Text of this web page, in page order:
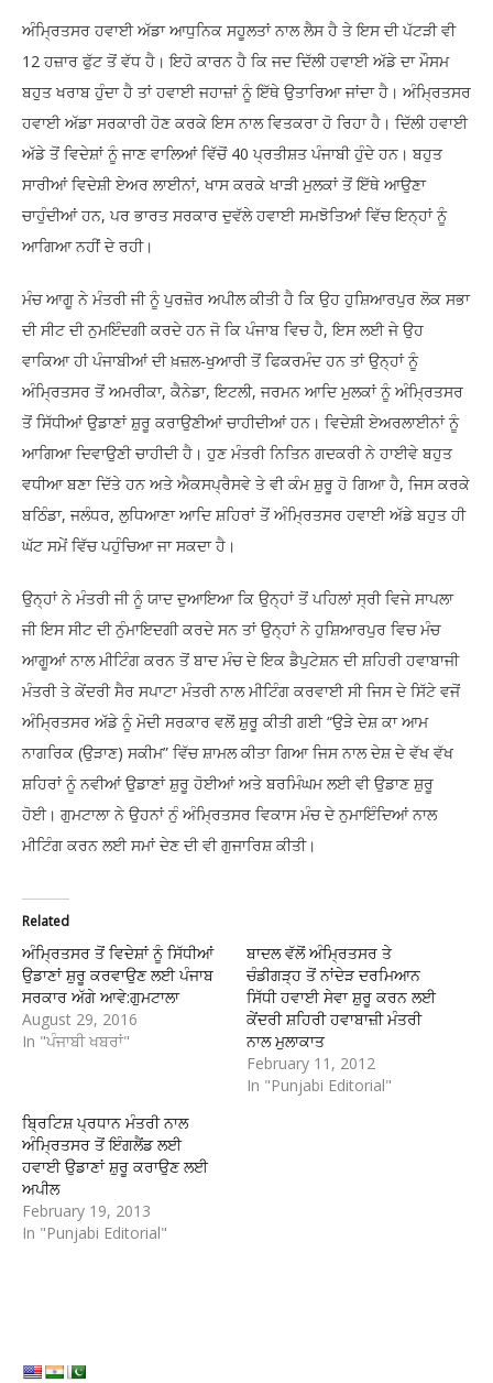
ਅੰਮ੍ਰਿਤਸਰ ਹਵਾਈ ਅੱਡਾ ਆਧੁਨਿਕ ਸਹੂਲਤਾਂ ਨਾਲ ਲੈਸ ਹੈ ਤੇ ਇਸ ਦੀ ਪੱਟੜੀ ਵੀ
12 ਹਜ਼ਾਰ ਫੁੱਟ ਤੋਂ ਵੱਧ ਹੈ। ਇਹੋ ਕਾਰਨ ਹੈ ਕਿ ਜਦ ਦਿੱਲੀ ਹਵਾਈ ਅੱਡੇ ਦਾ ਮੌਸਮ
ਬਹੁਤ ਖਰਾਬ ਹੁੰਦਾ ਹੈ ਤਾਂ ਹਵਾਈ ਜਹਾਜ਼ਾਂ ਨੂੰ ਇੱਥੇ ਉਤਾਰਿਆ ਜਾਂਦਾ ਹੈ। ਅੰਮ੍ਰਿਤਸਰ
ਹਵਾਈ ਅੱਡਾ ਸਰਕਾਰੀ ਹੋਣ ਕਰਕੇ ਇਸ ਨਾਲ ਵਿਤਕਰਾ ਹੋ ਰਿਹਾ ਹੈ। ਦਿੱਲੀ ਹਵਾਈ
ਅੱਡੇ ਤੋਂ ਵਿਦੇਸ਼ਾਂ ਨੂੰ ਜਾਣ ਵਾਲਿਆਂ ਵਿੱਚੋਂ 40 ਪ੍ਰਤੀਸ਼ਤ ਪੰਜਾਬੀ ਹੁੰਦੇ ਹਨ। ਬਹੁਤ
ਸਾਰੀਆਂ ਵਿਦੇਸ਼ੀ ਏਅਰ ਲਾਈਨਾਂ, ਖਾਸ ਕਰਕੇ ਖਾੜੀ ਮੁਲਕਾਂ ਤੋਂ ਇੱਥੇ ਆਉਣਾ
ਚਾਹੁੰਦੀਆਂ ਹਨ, ਪਰ ਭਾਰਤ ਸਰਕਾਰ ਦੁਵੱਲੇ ਹਵਾਈ ਸਮਝੋਤਿਆਂ ਵਿੱਚ ਇਨ੍ਹਾਂ ਨੂੰ
ਆਗਿਆ ਨਹੀਂ ਦੇ ਰਹੀ।
ਮੰਚ ਆਗੂ ਨੇ ਮੰਤਰੀ ਜੀ ਨੂੰ ਪੁਰਜ਼ੋਰ ਅਪੀਲ ਕੀਤੀ ਹੈ ਕਿ ਉਹ ਹੁਸ਼ਿਆਰਪੁਰ ਲੋਕ ਸਭਾ
ਦੀ ਸੀਟ ਦੀ ਨੁਮਇੰਦਗੀ ਕਰਦੇ ਹਨ ਜੋ ਕਿ ਪੰਜਾਬ ਵਿਚ ਹੈ, ਇਸ ਲਈ ਜੇ ਉਹ
ਵਾਕਿਆ ਹੀ ਪੰਜਾਬੀਆਂ ਦੀ ਖ਼ਜ਼ਲ-ਖੁਆਰੀ ਤੋਂ ਫਿਕਰਮੰਦ ਹਨ ਤਾਂ ਉਨ੍ਹਾਂ ਨੂੰ
ਅੰਮ੍ਰਿਤਸਰ ਤੋਂ ਅਮਰੀਕਾ, ਕੈਨੇਡਾ, ਇਟਲੀ, ਜਰਮਨ ਆਦਿ ਮੁਲਕਾਂ ਨੂੰ ਅੰਮ੍ਰਿਤਸਰ
ਤੋਂ ਸਿੱਧੀਆਂ ਉਡਾਣਾਂ ਸ਼ੁਰੂ ਕਰਾਉਣੀਆਂ ਚਾਹੀਦੀਆਂ ਹਨ। ਵਿਦੇਸ਼ੀ ਏਅਰਲਾਈਨਾਂ ਨੂੰ
ਆਗਿਆ ਦਿਵਾਉਣੀ ਚਾਹੀਦੀ ਹੈ। ਹੁਣ ਮੰਤਰੀ ਨਿਤਿਨ ਗਦਕਰੀ ਨੇ ਹਾਈਵੇ ਬਹੁਤ
ਵਧੀਆ ਬਣਾ ਦਿੱਤੇ ਹਨ ਅਤੇ ਐਕਸਪ੍ਰੈਸਵੇ ਤੇ ਵੀ ਕੰਮ ਸ਼ੁਰੂ ਹੋ ਗਿਆ ਹੈ, ਜਿਸ ਕਰਕੇ
ਬਠਿੰਡਾ, ਜਲੰਧਰ, ਲੁਧਿਆਣਾ ਆਦਿ ਸ਼ਹਿਰਾਂ ਤੋਂ ਅੰਮ੍ਰਿਤਸਰ ਹਵਾਈ ਅੱਡੇ ਬਹੁਤ ਹੀ
ਘੱਟ ਸਮੇਂ ਵਿੱਚ ਪਹੁੰਚਿਆ ਜਾ ਸਕਦਾ ਹੈ।
ਉਨ੍ਹਾਂ ਨੇ ਮੰਤਰੀ ਜੀ ਨੂੰ ਯਾਦ ਦੁਆਇਆ ਕਿ ਉਨ੍ਹਾਂ ਤੋਂ ਪਹਿਲਾਂ ਸ੍ਰੀ ਵਿਜੇ ਸਾਪਲਾ
ਜੀ ਇਸ ਸੀਟ ਦੀ ਨੁੰਮਾਇਦਗੀ ਕਰਦੇ ਸਨ ਤਾਂ ਉਨ੍ਹਾਂ ਨੇ ਹੁਸ਼ਿਆਰਪੁਰ ਵਿਚ ਮੰਚ
ਆਗੂਆਂ ਨਾਲ ਮੀਟਿੰਗ ਕਰਨ ਤੋਂ ਬਾਦ ਮੰਚ ਦੇ ਇਕ ਡੈਪੁਟੇਸ਼ਨ ਦੀ ਸ਼ਹਿਰੀ ਹਵਾਬਾਜੀ
ਮੰਤਰੀ ਤੇ ਕੇਂਦਰੀ ਸੈਰ ਸਪਾਟਾ ਮੰਤਰੀ ਨਾਲ ਮੀਟਿੰਗ ਕਰਵਾਈ ਸੀ ਜਿਸ ਦੇ ਸਿੱਟੇ ਵਜੋਂ
ਅੰਮ੍ਰਿਤਸਰ ਅੱਡੇ ਨੂੰ ਮੋਦੀ ਸਰਕਾਰ ਵਲੋਂ ਸ਼ੁਰੂ ਕੀਤੀ ਗਈ “ਉੜੇ ਦੇਸ਼ ਕਾ ਆਮ
ਨਾਗਰਿਕ (ਉੜਾਣ) ਸਕੀਮ” ਵਿੱਚ ਸ਼ਾਮਲ ਕੀਤਾ ਗਿਆ ਜਿਸ ਨਾਲ ਦੇਸ਼ ਦੇ ਵੱਖ ਵੱਖ
ਸ਼ਹਿਰਾਂ ਨੂੰ ਨਵੀਆਂ ਉਡਾਣਾਂ ਸ਼ੁਰੂ ਹੋਈਆਂ ਅਤੇ ਬਰਮਿੰਘਮ ਲਈ ਵੀ ਉਡਾਣ ਸ਼ੁਰੂ
ਹੋਈ। ਗੁਮਟਾਲਾ ਨੇ ਉਹਨਾਂ ਨੁੰ ਅੰਮ੍ਰਿਤਸਰ ਵਿਕਾਸ ਮੰਚ ਦੇ ਨੁਮਾਇੰਦਿਆਂ ਨਾਲ
ਮੀਟਿੰਗ ਕਰਨ ਲਈ ਸਮਾਂ ਦੇਣ ਦੀ ਵੀ ਗੁਜਾਰਿਸ਼ ਕੀਤੀ।
Related
ਅੰਮ੍ਰਿਤਸਰ ਤੋਂ ਵਿਦੇਸ਼ਾਂ ਨੂੰ ਸਿੱਧੀਆਂ
ਉਡਾਣਾਂ ਸ਼ੁਰੂ ਕਰਵਾਉਣ ਲਈ ਪੰਜਾਬ
ਸਰਕਾਰ ਅੱਗੇ ਆਵੇ:ਗੁਮਟਾਲਾ
August 29, 2016
In "ਪੰਜਾਬੀ ਖਬਰਾਂ"
ਬਾਦਲ ਵੱਲੋਂ ਅੰਮ੍ਰਿਤਸਰ ਤੇ
ਚੰਡੀਗੜ੍ਹ ਤੋਂ ਨਾਂਦੇੜ ਦਰਮਿਆਨ
ਸਿੱਧੀ ਹਵਾਈ ਸੇਵਾ ਸ਼ੁਰੂ ਕਰਨ ਲਈ
ਕੇਂਦਰੀ ਸ਼ਹਿਰੀ ਹਵਾਬਾਜ਼ੀ ਮੰਤਰੀ
ਨਾਲ ਮੁਲਾਕਾਤ
February 11, 2012
In "Punjabi Editorial"
ਬ੍ਰਿਟਿਸ਼ ਪ੍ਰਧਾਨ ਮੰਤਰੀ ਨਾਲ
ਅੰਮ੍ਰਿਤਸਰ ਤੋਂ ਇੰਗਲੈਂਡ ਲਈ
ਹਵਾਈ ਉਡਾਣਾਂ ਸ਼ੁਰੂ ਕਰਾਉਣ ਲਈ
ਅਪੀਲ
February 19, 2013
In "Punjabi Editorial"